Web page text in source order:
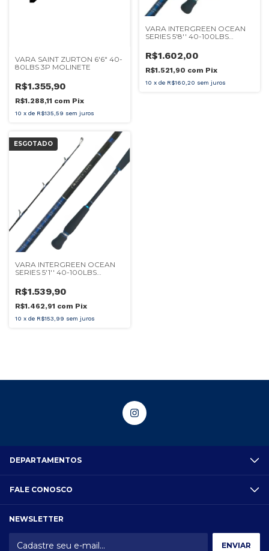
VARA SAINT ZURTON 6'6" 40-
80LBS 3P MOLINETE
R$1.355,90
R$1.288,11 com Pix
10 x de R$135,59 sem juros
VARA INTERGREEN OCEAN
SERIES 5'8'' 40-100LBS
R$1.602,00
R$1.521,90 com Pix
10 x de R$160,20 sem juros
ESGOTADO
VARA INTERGREEN OCEAN
SERIES 5'1'' 40-100LBS
R$1.539,90
R$1.462,91 com Pix
10 x de R$153,99 sem juros
DEPARTAMENTOS
FALE CONOSCO
NEWSLETTER